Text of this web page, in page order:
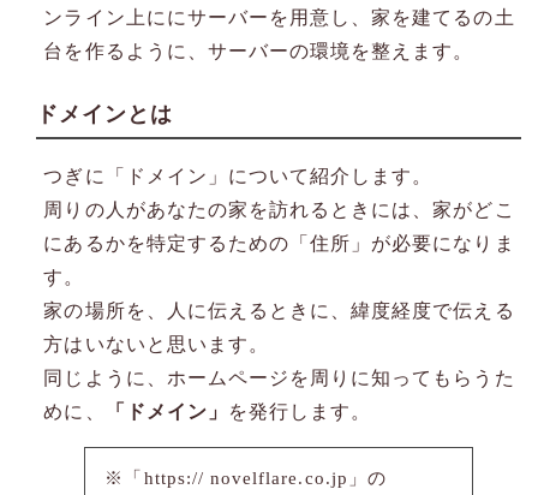
ンライン上ににサーバーを用意し、家を建てるの土
台を作るように、サーバーの環境を整えます。
ドメインとは
つぎに「ドメイン」について紹介します。
周りの人があなたの家を訪れるときには、家がどこ
にあるかを特定するための「住所」が必要になりま
す。
家の場所を、人に伝えるときに、緯度経度で伝える
方はいないと思います。
同じように、ホームページを周りに知ってもらうた
めに、
「ドメイン」 を発行します。
※「https:// novelflare.co.jp」の